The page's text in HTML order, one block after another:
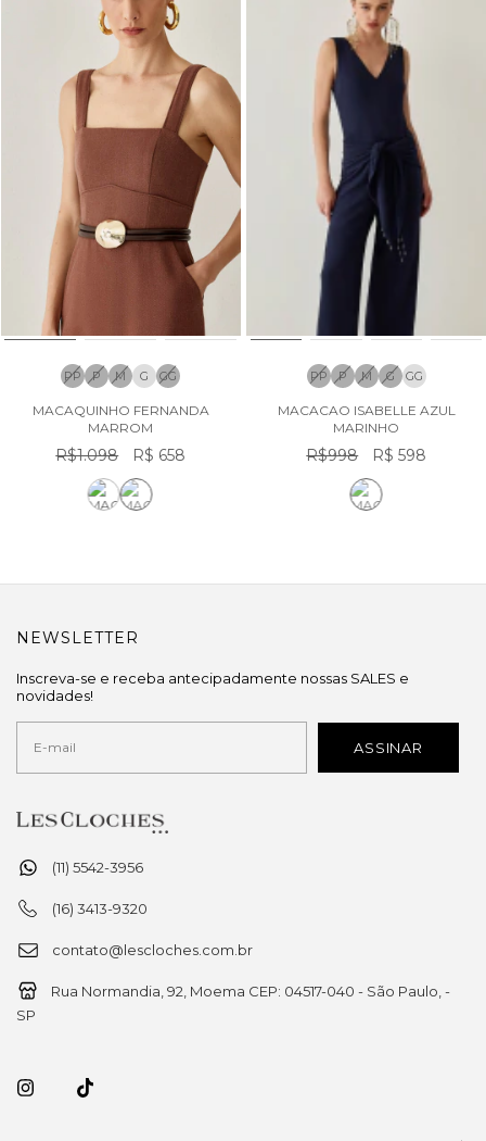
PP P M G GG
MACAQUINHO FERNANDA
MARROM
R$1.098 R$ 658
PP P M G GG
MACACAO ISABELLE AZUL
MARINHO
R$998 R$ 598
(11) 5542-3956
(16) 3413-9320
contato@lescloches.com.br
Rua Normandia, 92, Moema CEP: 04517-040 - São Paulo, -
SP
NEWSLETTER
Inscreva-se e receba antecipadamente nossas SALES e
novidades!